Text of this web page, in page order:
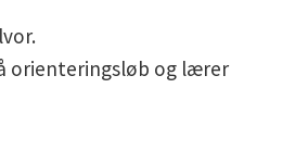
orienteringsløb og lærer